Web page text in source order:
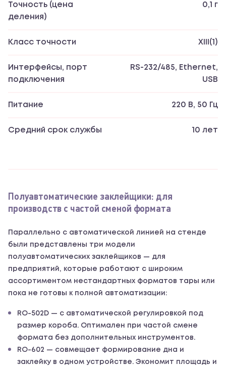
Точность (цена
деления)
0,1 г
Класс точности XIII(1)
Интерфейсы, порт
подключения
RS-232/485, Ethernet,
USB
Питание 220 В, 50 Гц
Средний срок службы 10 лет
Полуавтоматические заклейщики: для
производств с частой сменой формата
Параллельно с автоматической линией на стенде
были представлены три модели
полуавтоматических заклейщиков — для
предприятий, которые работают с широким
ассортиментом нестандартных форматов тары или
пока не готовы к полной автоматизации:
RO-502D — с автоматической регулировкой под
размер короба. Оптимален при частой смене
формата без дополнительных инструментов.
RO-602 — совмещает формирование дна и
заклейку в одном устройстве. Экономит площадь и